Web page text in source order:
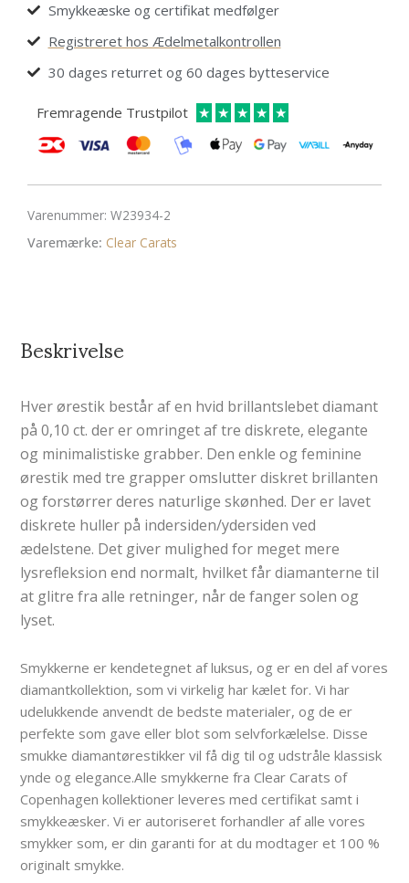
Smykkeæske og certifikat medfølger
Registreret hos Ædelmetalkontrollen
30 dages returret og 60 dages bytteservice
Fremragende Trustpilot ★ ★ ★ ★ ★
Varenummer: W23934-2
Varemærke: Clear Carats
Beskrivelse
Hver ørestik består af en hvid brillantslebet diamant
på 0,10 ct. der er omringet af tre diskrete, elegante
og minimalistiske grabber. Den enkle og feminine
ørestik med tre grapper omslutter diskret brillanten
og forstørrer deres naturlige skønhed. Der er lavet
diskrete huller på indersiden/ydersiden ved
ædelstene. Det giver mulighed for meget mere
lysrefleksion end normalt, hvilket får diamanterne til
at glitre fra alle retninger, når de fanger solen og
lyset.
Smykkerne er kendetegnet af luksus, og er en del af vores
diamantkollektion, som vi virkelig har kælet for. Vi har
udelukkende anvendt de bedste materialer, og de er
perfekte som gave eller blot som selvforkælelse. Disse
smukke diamantørestikker vil få dig til og udstråle klassisk
ynde og elegance.Alle smykkerne fra Clear Carats of
Copenhagen kollektioner leveres med certifikat samt i
smykkeæsker. Vi er autoriseret forhandler af alle vores
smykker som, er din garanti for at du modtager et 100 %
originalt smykke.